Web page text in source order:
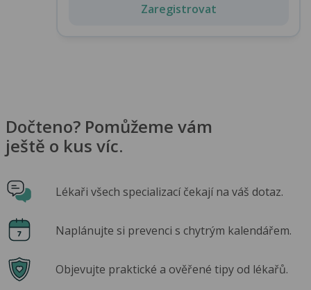
Zaregistrovat
Dočteno? Pomůžeme vám
ještě o kus víc.
Lékaři všech specializací čekají na váš dotaz.
Naplánujte si prevenci s chytrým kalendářem.
Objevujte praktické a ověřené tipy od lékařů.